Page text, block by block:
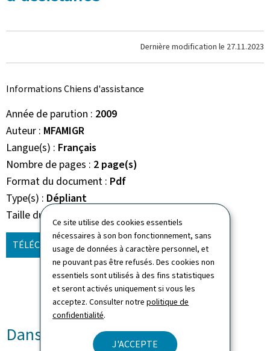
Ce site utilise des cookies essentiels
nécessaires à son bon fonctionnement, sans
usage de données à caractère personnel, et
ne pouvant pas être refusés. Des cookies non
essentiels sont utilisés à des fins statistiques
et seront activés uniquement si vous les
acceptez. Consulter notrepolitique de
confidentialité.
J'ACCEPTE
Dernière modification le 27.11.2023
Informations Chiens d'assistance
Année de parution 2009
Auteur MFAMIGR
Langue(s) Français
Nombre de pages 2 page(s)
Format du document Pdf
Type(s) Dépliant
Taille du fichier
TÉLÉCHARGER (FR, PDF - 3,52 MO)
Dans d'autres langues